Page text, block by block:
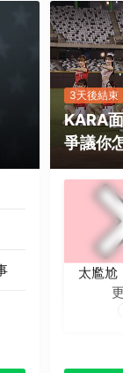
3天後結束
KARA
爭議你
太尷尬